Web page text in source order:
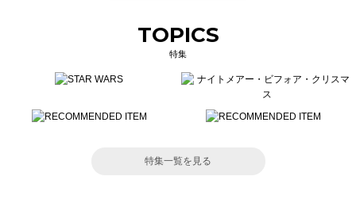
TOPICS
特集
特集一覧を見る